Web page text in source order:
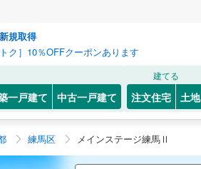
新規取得
トク］10％OFFクーポンあります
一戸建て 中古一戸建て
建てる
注文住宅 土地
練馬区 メインステージ練馬Ⅱ